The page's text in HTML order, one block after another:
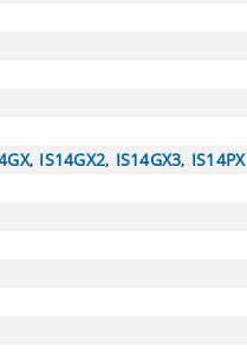
, IS14GX2, IS14GX3, IS14PX